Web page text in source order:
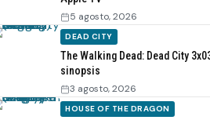
5 agosto, 2026
DEAD CITY
The Walking Dead: Dead City
sinopsis
3 agosto, 2026
HOUSE OF THE DRAGON